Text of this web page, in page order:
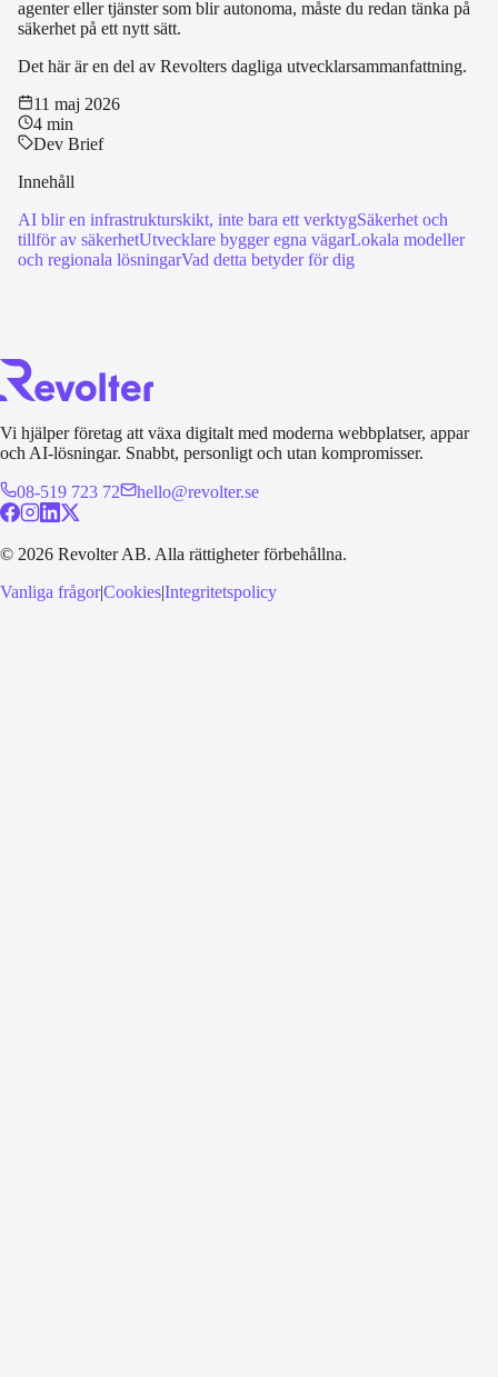
agenter eller tjänster som blir autonoma, måste du redan tänka på
säkerhet på ett nytt sätt.
Det här är en del av Revolters dagliga utvecklarsammanfattning.
11 maj 2026
4 min
Dev Brief
Innehåll
AI blir en infrastrukturskikt, inte bara ett verktygSäkerhet och
tillför av säkerhetUtvecklare bygger egna vägarLokala modeller
och regionala lösningarVad detta betyder för dig
Vi hjälper företag att växa digitalt med moderna webbplatser, appar
och AI-lösningar. Snabbt, personligt och utan kompromisser.
08-519 723 72 hello@revolter.se
© 2026 Revolter AB. Alla rättigheter förbehållna.
Vanliga frågor|Cookies|Integritetspolicy